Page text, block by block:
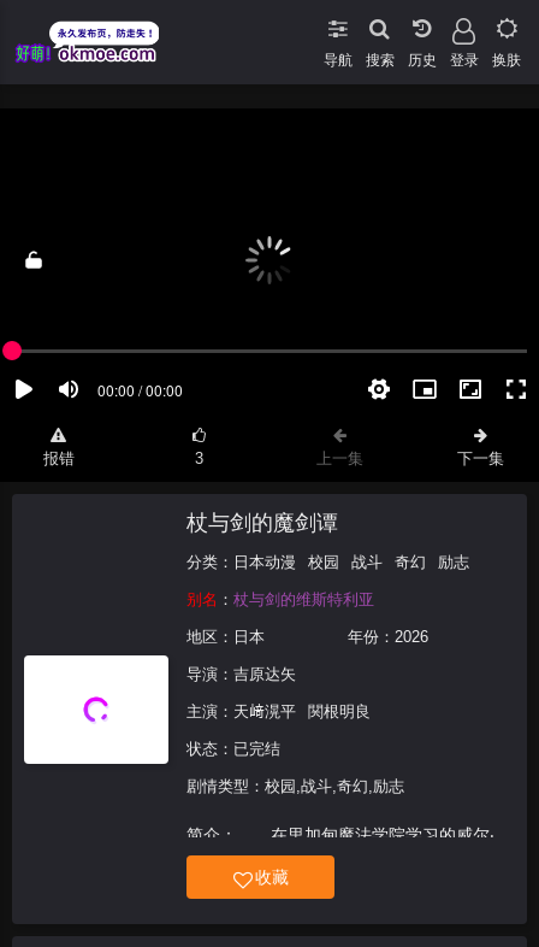
导航 搜索 登录 换肤
报错 3 上一集 下一集
杖与剑的魔剑谭
分类： 日本动漫 校园 战斗 奇幻 励志
别名 ： 杖与剑的维斯特利亚
地区： 日本 年份： 2026
导演： 吉原达矢
主演： 天﨑滉平 関根明良
状态：已完结
剧情类型：校园,战斗,奇幻,励志
简介： 在里加甸魔法学院学习的威尔‧
赛尔佛特，是个无法使用魔法、所有「术
科」学分通通得不到的「无能者」；但他却
靠着「学科」的学分努力升上魔法学院的最
收藏